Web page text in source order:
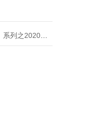
年度开源峰会